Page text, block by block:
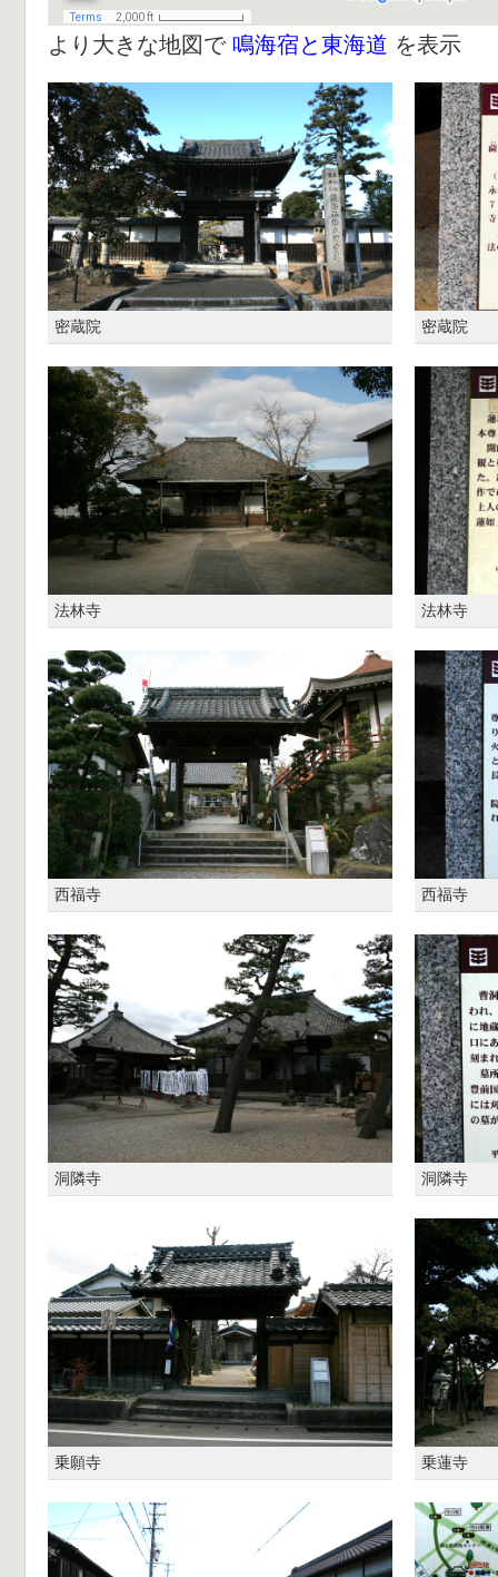
より大きな地図で 鳴海宿と東海道 を表示
密蔵院 密蔵院
法林寺 法林寺
西福寺 西福寺
洞隣寺 洞隣寺
乗願寺 乗蓮寺